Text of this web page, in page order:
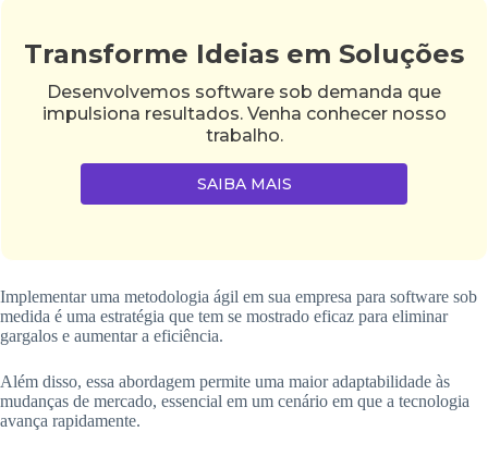
Transforme Ideias em Soluções
Desenvolvemos software sob demanda que
impulsiona resultados. Venha conhecer nosso
trabalho.
SAIBA MAIS
Implementar uma metodologia ágil em sua empresa para software sob
medida é uma estratégia que tem se mostrado eficaz para eliminar
gargalos e aumentar a eficiência.
Além disso, essa abordagem permite uma maior adaptabilidade às
mudanças de mercado, essencial em um cenário em que a tecnologia
avança rapidamente.